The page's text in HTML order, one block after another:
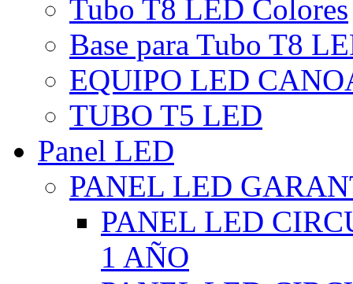
Tubo T8 LED Colores
Base para Tubo T8
EQUIPO LED
TUBO T5 LED
Panel LED
PANEL LED
PANEL LED
1 AÑO